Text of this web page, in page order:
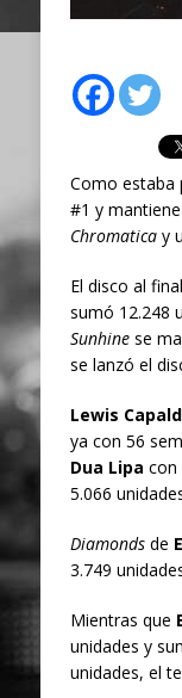
Como estaba
#1 y
Chromaticay
El disco al
sumó 12.248
Sunhinese
se lanzó el
Lewis
ya con 56
Dua Lipa con
5.066
Diamondsde
3.749
Mientras que
unidades y
unidades, el